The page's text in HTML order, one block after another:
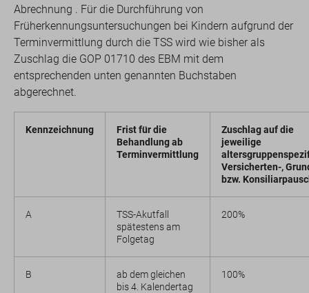
Abrechnung . Für die Durchführung von
Früherkennungsuntersuchungen bei Kindern aufgrund der
Terminvermittlung durch die TSS wird wie bisher als
Zuschlag die GOP 01710 des EBM mit dem
entsprechenden unten genannten Buchstaben
abgerechnet.
Kennzeichnung
Frist für die
Behandlung ab
Terminvermittlung
Zuschlag auf die
jeweilige
Versicherten-,
bzw.
A
TSS-Akutfall
spätestens am
Folgetag
200%
B
ab dem gleichen
bis 4. Kalendertag
100%